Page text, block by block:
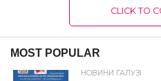
CLICK TO
MOST POPULAR
НОВИНИ ГАЛУЗІ